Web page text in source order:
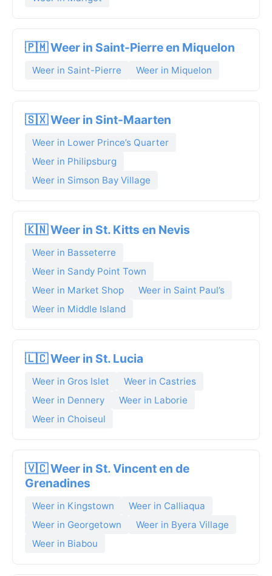
🇵🇲 Weer in Saint-Pierre en Miquelon
Weer in Saint-Pierre Weer in Miquelon
🇸🇽 Weer in Sint-Maarten
Weer in Lower Prince’s Quarter
Weer in Philipsburg
Weer in Simson Bay Village
🇰🇳 Weer in St. Kitts en Nevis
Weer in Basseterre
Weer in Sandy Point Town
Weer in Market Shop
Weer in Saint Paul’s
Weer in Middle Island
🇱🇨 Weer in St. Lucia
Weer in Gros Islet
Weer in Castries
Weer in Dennery
Weer in Laborie
Weer in Choiseul
🇻🇨 Weer in St. Vincent en de
Grenadines
Weer in Kingstown
Weer in Calliaqua
Weer in Georgetown
Weer in Byera Village
Weer in Biabou